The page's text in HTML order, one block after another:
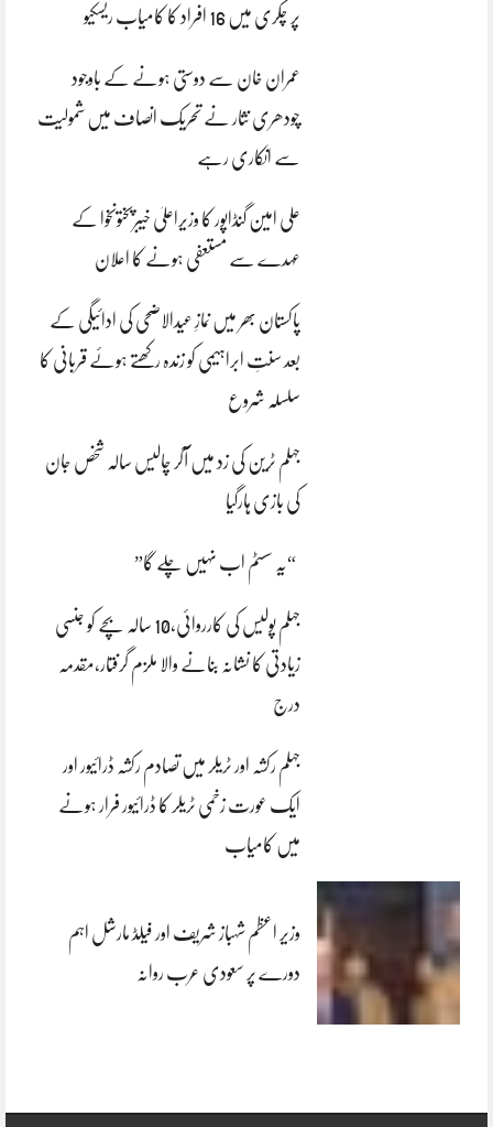
پر چکری میں 16 افراد کا کامیاب ریسکیو
عمران خان سے دوستی ہونے کے باوجود
چودھری نثار نے تحریک انصاف میں شمولیت
سے انکاری رہے
علی امین گنڈاپور کا وزیراعلیٰ خیبرپختونخوا کے
عہدے سے مستعفی ہونے کا اعلان
پاکستان بھر میں نمازِ عیدالاضحی کی ادائیگی کے
بعد سنتِ ابراہیمی کو زندہ رکھتے ہوئے قربانی کا
سلسلہ شروع
جہلم ٹرین کی زد میں آکر چالیس سالہ شخص جان
کی بازی ہارگیا
“یہ سسٹم اب نہیں چلے گا”
جہلم پولیس کی کارروائی،10 سالہ بچے کو جنسی
زیادتی کا نشانہ بنانے والا ملزم گرفتار،مقدمہ
درج
جہلم رکشہ اور ٹریلر میں تصادم رکشہ ڈرائیور اور
ایک عورت زخمی ٹریلر کا ڈرائیور فرار ہونے
میں کامیاب
وزیر اعظم شہباز شریف اور فیلڈ مارشل اہم
دورے پر سعودی عرب روانہ